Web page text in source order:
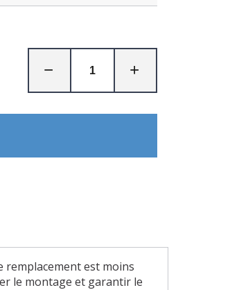
remplacement est moins
le montage et garantir le